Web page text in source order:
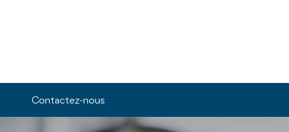
Contactez-nous